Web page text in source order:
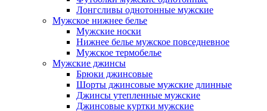
Лонгсливы однотонные мужские
Мужское нижнее белье
Мужские носки
Нижнее белье мужское повседневное
Мужское термобелье
Мужские джинсы
Брюки джинсовые
Шорты джинсовые мужские длинные
Джинсы утепленные мужские
Джинсовые куртки мужские